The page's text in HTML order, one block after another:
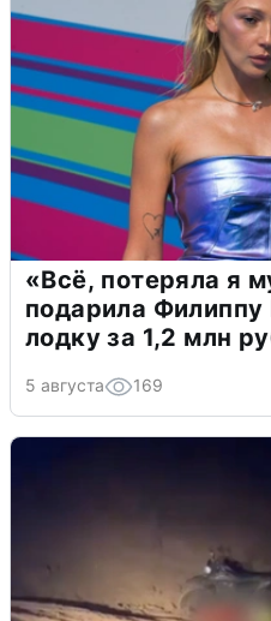
«Всё, потеряла я
подарила
лодку за 1,2 млн
5 августа 169